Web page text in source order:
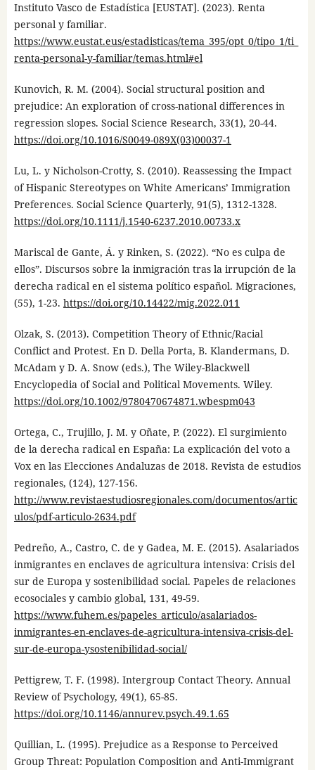
Instituto Vasco de Estadística [EUSTAT]. (2023). Renta
personal y familiar.
https://www.eustat.eus/estadisticas/tema_395/opt_0/tipo_1/ti_
renta-personal-y-familiar/temas.html#el
Kunovich, R. M. (2004). Social structural position and
prejudice: An exploration of cross-national differences in
regression slopes. Social Science Research, 33(1), 20-44.
https://doi.org/10.1016/S0049-089X(03)00037-1
Lu, L. y Nicholson-Crotty, S. (2010). Reassessing the Impact
of Hispanic Stereotypes on White Americans’ Immigration
Preferences. Social Science Quarterly, 91(5), 1312-1328.
https://doi.org/10.1111/j.1540-6237.2010.00733.x
Mariscal de Gante, Á. y Rinken, S. (2022). “No es culpa de
ellos”. Discursos sobre la inmigración tras la irrupción de la
derecha radical en el sistema político español. Migraciones,
(55), 1-23. https://doi.org/10.14422/mig.2022.011
Olzak, S. (2013). Competition Theory of Ethnic/Racial
Conflict and Protest. En D. Della Porta, B. Klandermans, D.
McAdam y D. A. Snow (eds.), The Wiley-Blackwell
Encyclopedia of Social and Political Movements. Wiley.
https://doi.org/10.1002/9780470674871.wbespm043
Ortega, C., Trujillo, J. M. y Oñate, P. (2022). El surgimiento
de la derecha radical en España: La explicación del voto a
Vox en las Elecciones Andaluzas de 2018. Revista de estudios
regionales, (124), 127-156.
http://www.revistaestudiosregionales.com/documentos/artic
ulos/pdf-articulo-2634.pdf
Pedreño, A., Castro, C. de y Gadea, M. E. (2015). Asalariados
inmigrantes en enclaves de agricultura intensiva: Crisis del
sur de Europa y sostenibilidad social. Papeles de relaciones
ecosociales y cambio global, 131, 49-59.
https://www.fuhem.es/papeles_articulo/asalariados-
inmigrantes-en-enclaves-de-agricultura-intensiva-crisis-del-
sur-de-europa-ysostenibilidad-social/
Pettigrew, T. F. (1998). Intergroup Contact Theory. Annual
Review of Psychology, 49(1), 65-85.
https://doi.org/10.1146/annurev.psych.49.1.65
Quillian, L. (1995). Prejudice as a Response to Perceived
Group Threat: Population Composition and Anti-Immigrant